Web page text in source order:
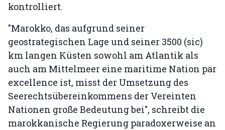
kontrolliert.
"Marokko, das aufgrund seiner
geostrategischen Lage und seiner 3500 (sic)
km langen Küsten sowohl am Atlantik als
auch am Mittelmeer eine maritime Nation par
excellence ist, misst der Umsetzung des
Seerechtsübereinkommens der Vereinten
Nationen große Bedeutung bei", schreibt die
marokkanische Regierung paradoxerweise an